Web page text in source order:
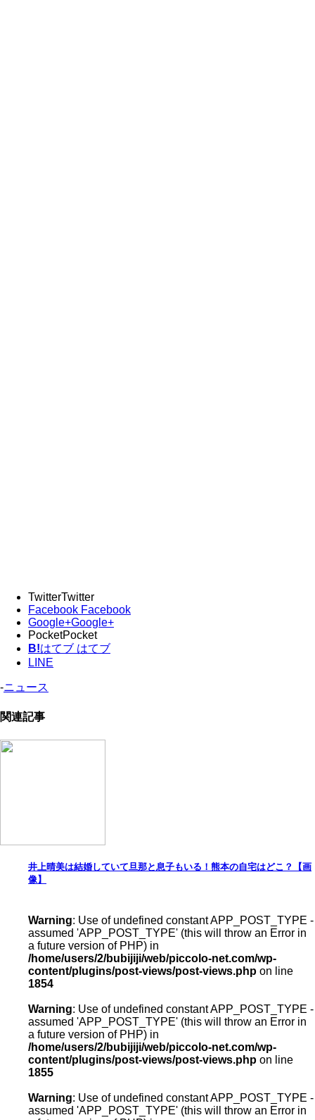
TwitterTwitter
Facebook Facebook
Google+Google+
PocketPocket
B!はてブ はてブ
LINE
-ニュース
関連記事
井上晴美は結婚していて旦那と息子もいる！熊本の自宅はどこ？【画
像】
Warning: Use of undefined constant APP_POST_TYPE -
assumed 'APP_POST_TYPE' (this will throw an Error in
a future version of PHP) in
/home/users/2/bubijiji/web/piccolo-net.com/wp-
content/plugins/post-views/post-views.php on line
1854
Warning: Use of undefined constant APP_POST_TYPE -
assumed 'APP_POST_TYPE' (this will throw an Error in
a future version of PHP) in
/home/users/2/bubijiji/web/piccolo-net.com/wp-
content/plugins/post-views/post-views.php on line
1855
Warning: Use of undefined constant APP_POST_TYPE -
assumed 'APP_POST_TYPE' (this will throw an Error in